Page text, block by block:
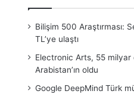
Bilişim 500 Araştırması:
TL’ye ulaştı
Electronic Arts, 55 milyar
Arabistan’ın oldu
Google DeepMind Türk